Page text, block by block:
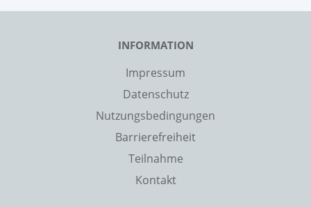
INFORMATION
Impressum
Datenschutz
Nutzungsbedingungen
Barrierefreiheit
Teilnahme
Kontakt